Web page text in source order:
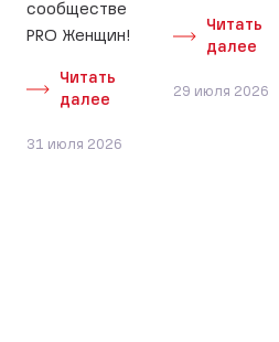
сообществе
PRO Женщин!
Читать
далее
31 июля 2026
Читать
далее
29 июля 2026